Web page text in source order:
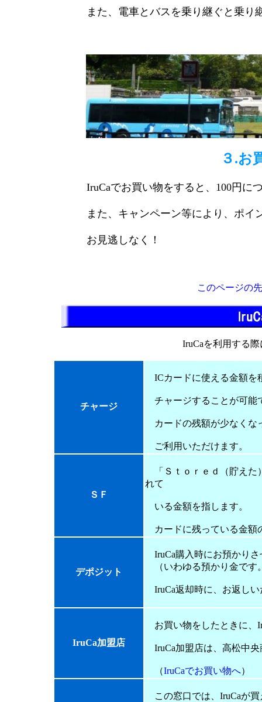
また、電車とバスを乗り継ぐと乗り
３.お
IruCaでお買い物をすると、100円に
また、キャンペーン等により、ポイ
お見逃しなく！
このページの
IruCaを利用する
チャージ
ICカードに使える金額を
チャージすることが可能
カードの残額が少なくな
ご利用いただけます。
ＳＦ
「Ｓｔｏｒｅｄ（貯えた
れて
いる金額を指します。
カードに残っている金額
デポジット
IruCa購入時にお預かり
（いわゆる預かり金です
IruCa返却時に、お返しい
IruCa加盟店
お買い物をしたときに、
IruCa加盟店は、高松中
（IruCaでお買い物へ）
この窓口では、IruCaが